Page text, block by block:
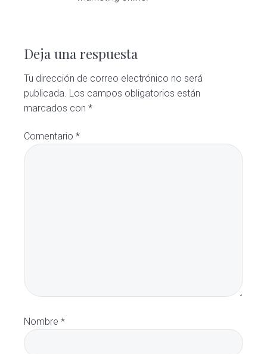
con
los
lectores
Deja una respuesta
Tu dirección de correo electrónico no será
publicada. Los campos obligatorios están
marcados con*
Comentario*
Nombre*